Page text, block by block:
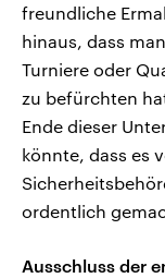
freundliche
hinaus, dass
Turniere oder
zu befürchten
Ende dieser
könnte, dass es
ordentlich
Ausschluss der